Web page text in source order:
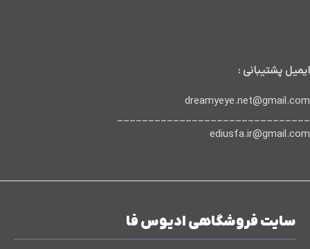
ایمیل پشتیبانی :
dreamyeye.net@gmail.com
_______________________________
ediusfa.ir@gmail.com
سایت فروشگاهی ادیوس فا